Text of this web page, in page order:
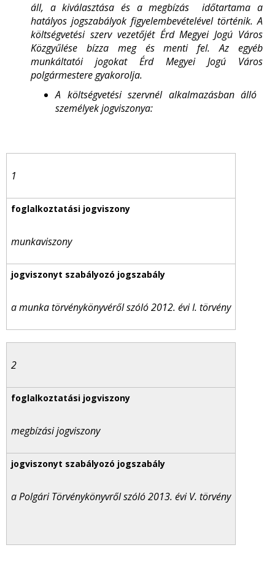
áll, a kiválasztása és a megbízás időtartama a
hatályos jogszabályok figyelembevételével történik. A
költségvetési szerv vezetőjét Érd Megyei Jogú Város
Közgyűlése bízza meg és menti fel. Az egyéb
munkáltatói jogokat Érd Megyei Jogú Város
polgármestere gyakorolja.
A költségvetési szervnél alkalmazásban álló
személyek jogviszonya:
1
munkaviszony
a munka törvénykönyvéről szóló 2012. évi I. törvény
2
megbízási jogviszony
a Polgári Törvénykönyvről szóló 2013. évi V. törvény